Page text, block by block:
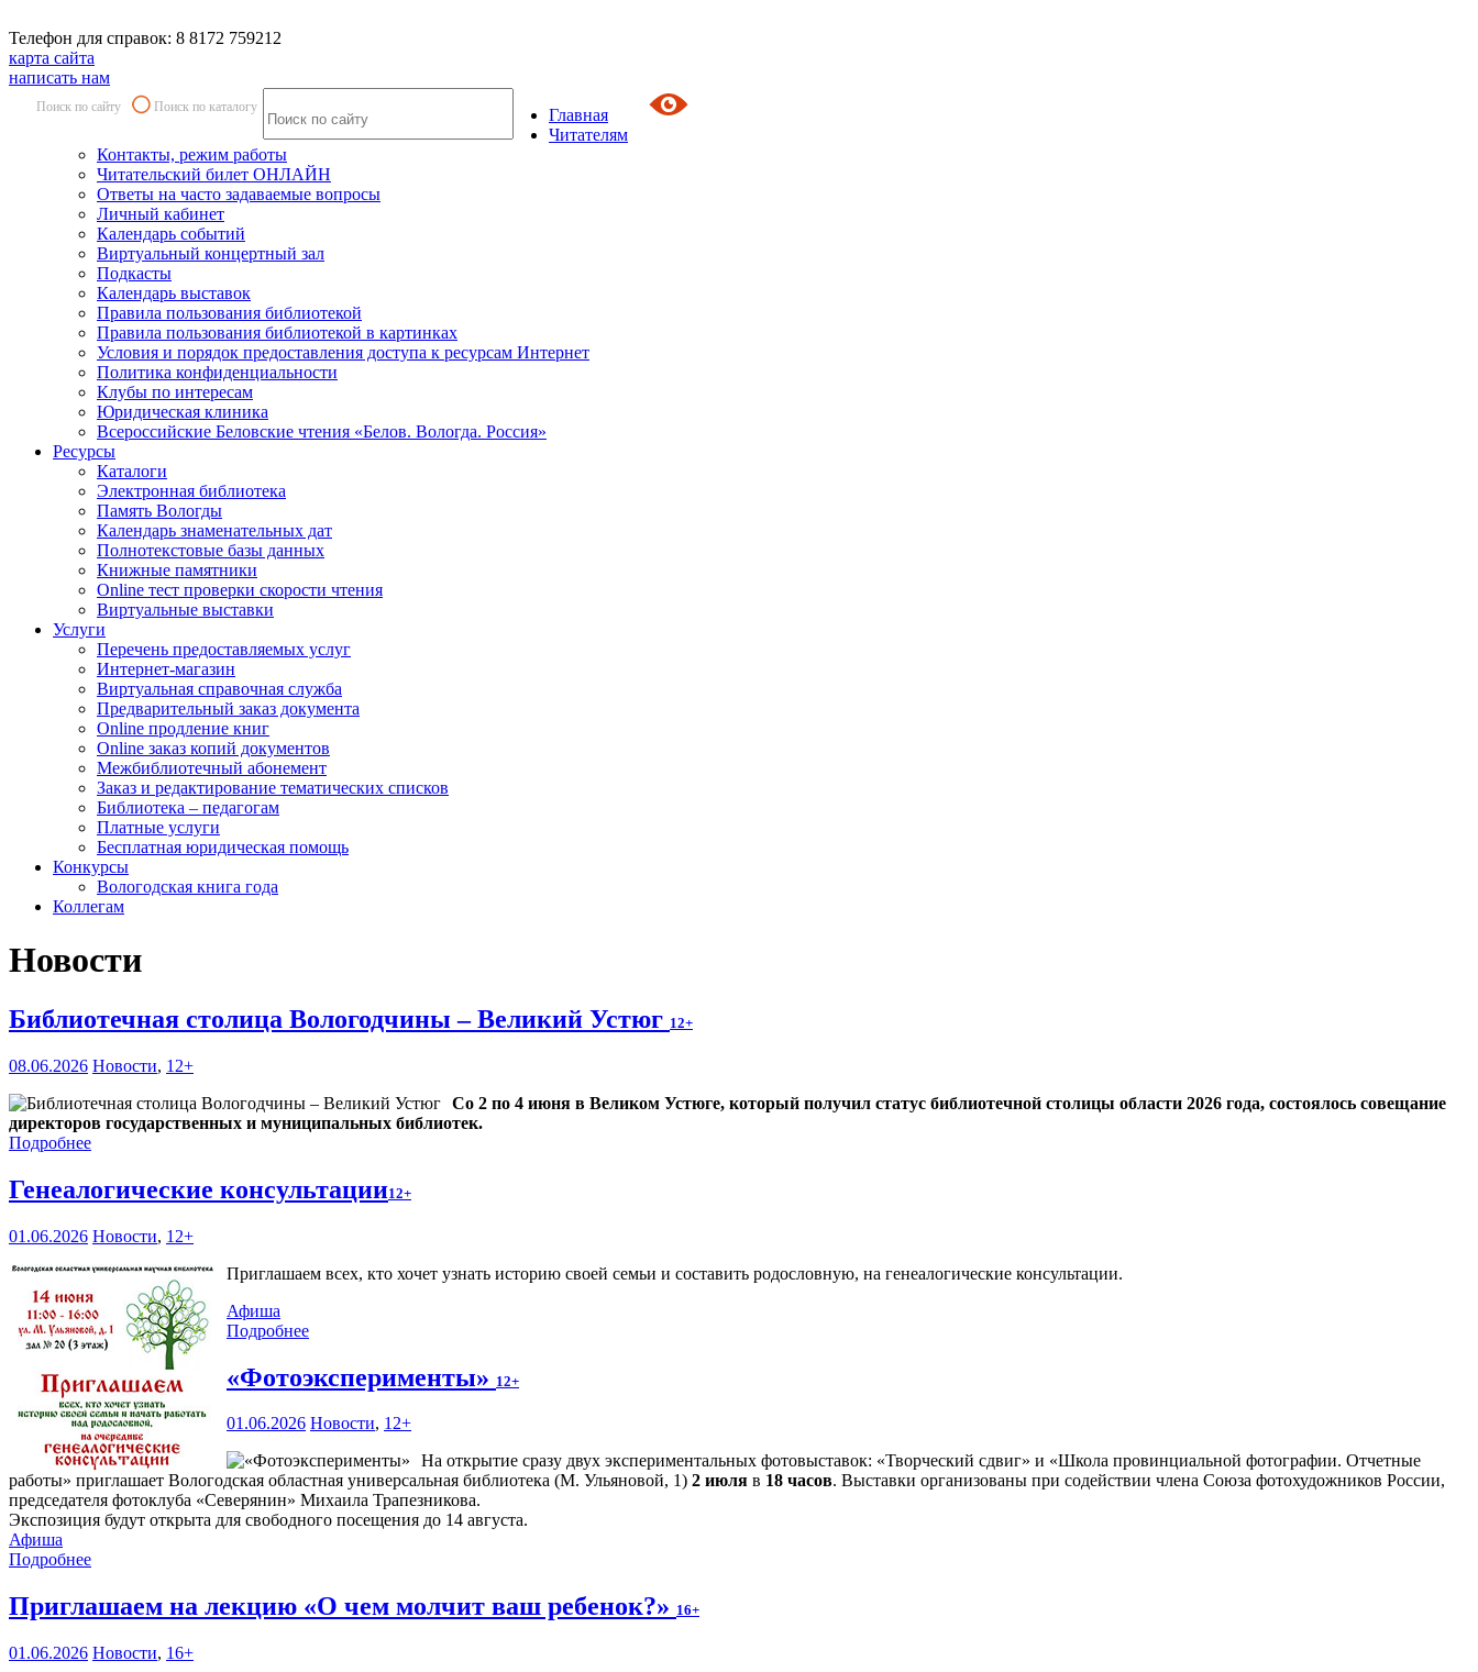
Телефон для справок: 8 8172 759212
карта сайта
написать нам
Поиск по сайту Поиск по каталогу
Главная
Читателям
Контакты, режим работы
Читательский билет ОНЛАЙН
Ответы на часто задаваемые вопросы
Личный кабинет
Календарь событий
Виртуальный концертный зал
Подкасты
Календарь выставок
Правила пользования библиотекой
Правила пользования библиотекой в картинках
Условия и порядок предоставления доступа к ресурсам Интернет
Политика конфиденциальности
Клубы по интересам
Юридическая клиника
Всероссийские Беловские чтения «Белов. Вологда. Россия»
Ресурсы
Каталоги
Электронная библиотека
Память Вологды
Календарь знаменательных дат
Полнотекстовые базы данных
Книжные памятники
Online тест проверки скорости чтения
Виртуальные выставки
Услуги
Перечень предоставляемых услуг
Интернет-магазин
Виртуальная справочная служба
Предварительный заказ документа
Online продление книг
Online заказ копий документов
Межбиблиотечный абонемент
Заказ и редактирование тематических списков
Библиотека – педагогам
Платные услуги
Бесплатная юридическая помощь
Конкурсы
Вологодская книга года
Коллегам
Новости
Библиотечная столица Вологодчины – Великий Устюг 12+
08.06.2026 Новости, 12+
Со 2 по 4 июня в Великом Устюге, который получил статус библиотечной столицы области 2026 года, состоялось совещание
директоров государственных и муниципальных библиотек.
Подробнее
Генеалогические консультации12+
01.06.2026 Новости, 12+
Приглашаем всех, кто хочет узнать историю своей семьи и составить родословную, на генеалогические консультации.
Афиша
Подробнее
«Фотоэксперименты» 12+
01.06.2026 Новости, 12+
На открытие сразу двух экспериментальных фотовыставок: «Творческий сдвиг» и «Школа провинциальной фотографии. Отчетные
работы» приглашает Вологодская областная универсальная библиотека (М. Ульяновой, 1) 2 июля в 18 часов. Выставки организованы при содействии члена Союза фотохудожников России,
председателя фотоклуба «Северянин» Михаила Трапезникова.
Экспозиция будут открыта для свободного посещения до 14 августа.
Афиша
Подробнее
Приглашаем на лекцию «О чем молчит ваш ребенок?» 16+
01.06.2026 Новости, 16+